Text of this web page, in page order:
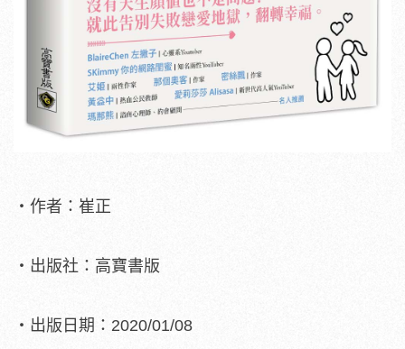
・作者：崔正
・出版社：高寶書版
・出版日期：2020/01/08